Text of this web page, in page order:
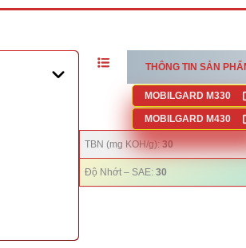
THÔNG TIN SẢN
MOBILGARD M330
MOBILGARD M430
TBN (mg KOH/g):30
Độ Nhớt – SAE: 30